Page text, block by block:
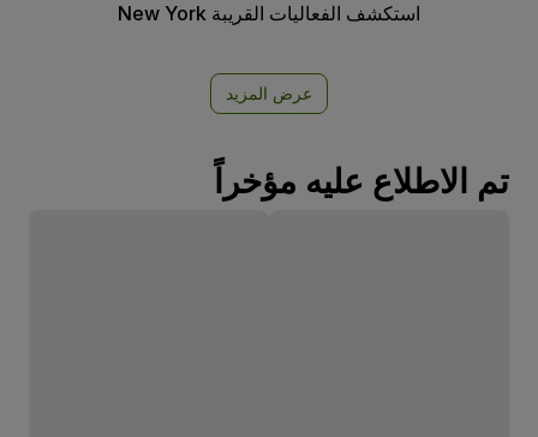
استكشف الفعاليات القريبة New York
عرض المزيد
تم الاطلاع عليه مؤخراً